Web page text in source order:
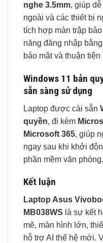
nghe 3.5mm, giúp
ngoài và các thiết bị
tích hợp màn trập
năng đăng nhập
bảo mật và thuận
Windows 11 bản
sẵn sàng sử dụng
Laptop được cài sẵn
quyền, đi kèm
Microsoft 365, giúp
ngay sau khi khởi
phần mềm văn phòng.
Kết luận
Laptop Asus
MB038WS là sự kết
mẽ, màn hình lớn,
hỗ trợ AI thế hệ mới.